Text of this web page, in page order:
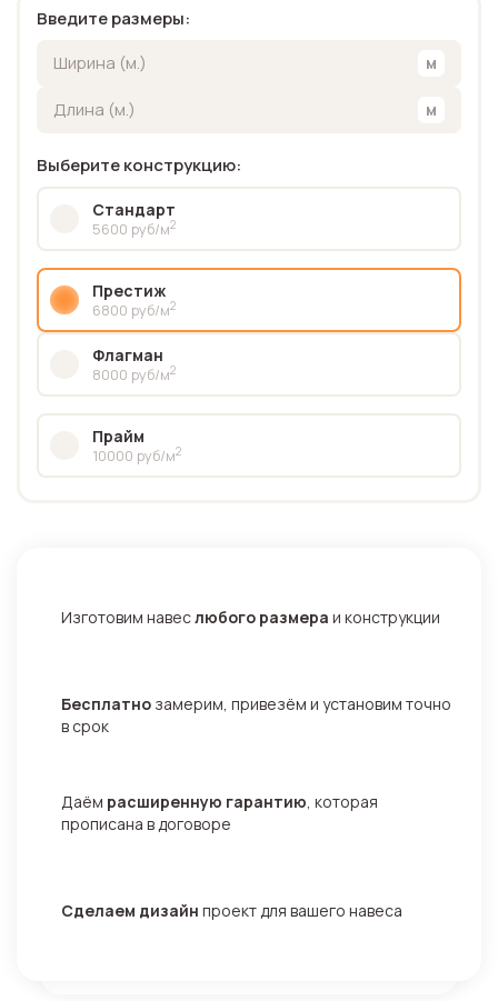
Введите размеры:
Выберите конструкцию:
Стандарт
5600 руб/м2
Престиж
6800 руб/м2
Флагман
8000 руб/м2
Прайм
10000 руб/м2
Изготовим навеслюбого размера и конструкции
Бесплатно замерим, привезём и установим точно
в срок
Даём расширенную гарантию , которая
прописана в договоре
Сделаем дизайн проект для вашего навеса